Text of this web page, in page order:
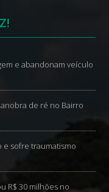
e abandonam veículo
de ré no Bairro
sofre traumatismo
R$ 30 milhões no